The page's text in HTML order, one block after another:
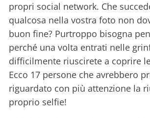
propri social network. Che
qualcosa nella vostra foto non
buon fine? Purtroppo bisogna
perché una volta entrati nelle
difficilmente riuscirete a coprire
Ecco 17 persone che avrebbero
riguardato con più attenzione la
proprio selfie!